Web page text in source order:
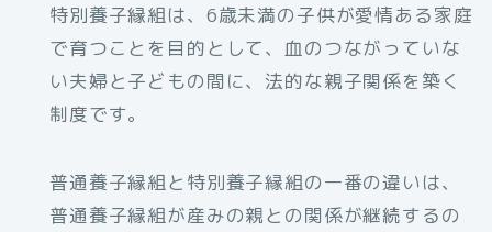
特別養子縁組は、6歳未満の子供が愛情ある家庭
で育つことを目的として、血のつながっていな
い夫婦と子どもの間に、法的な親子関係を築く
制度です。
普通養子縁組と特別養子縁組の一番の違いは、
普通養子縁組が産みの親との関係が継続するの